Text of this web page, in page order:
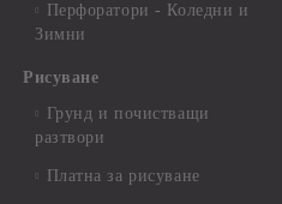
Перфоратори - Коледни и
Зимни
Рисуване
Грунд и почистващи
разтвори
Платна за рисуване